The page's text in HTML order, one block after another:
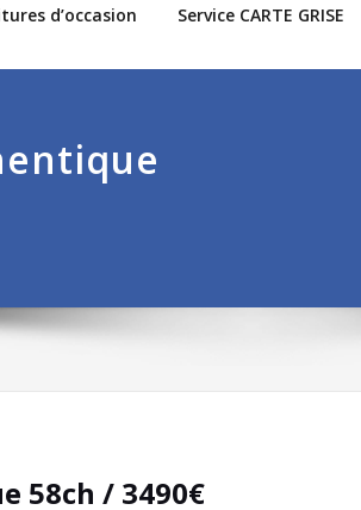
d’occasion Service CARTE GRISE
58ch / 3490€